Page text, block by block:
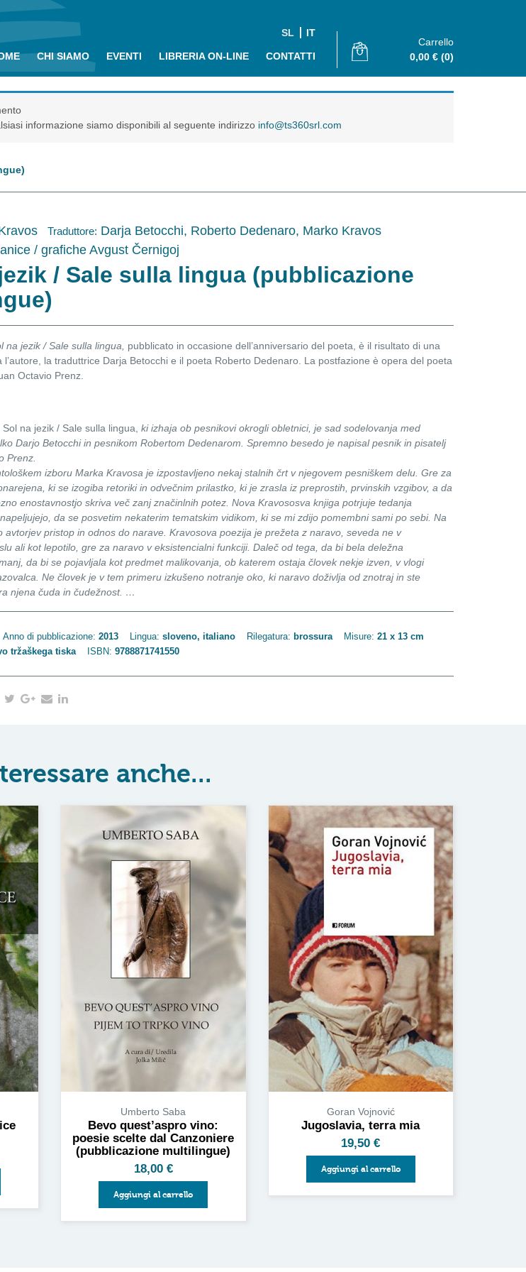
SL IT
CHI SIAMO EVENTI LIBRERIA ON-LINE CONTATTI
Carrello
0,00 € (0)
informazione siamo disponibili al seguente indirizzo info@ts360srl.com
Traduttore: Darja Betocchi, Roberto Dedenaro, Marko Kravos
/ grafiche Avgust Černigoj
/ Sale sulla lingua (pubblicazione
na jezik / Sale sulla lingua,
pubblicato in occasione dell’anniversario del poeta, è il risultato di una
l’autore, la traduttrice Darja Betocchi e il poeta Roberto Dedenaro. La postfazione è opera del poeta
Octavio Prenz.
Sol na jezik / Sale sulla lingua, ki izhaja ob pesnikovi okrogli obletnici, je sad sodelovanja med
Darjo Betocchi in pesnikom Robertom Dedenarom. Spremno besedo je napisal pesnik in pisatelj
Prenz.
izboru Marka Kravosa je izpostavljeno nekaj stalnih črt v njegovem pesniškem delu. Gre za
ki se izogiba retoriki in odvečnim prilastko, ki je zrasla iz preprostih, prvinskih vzgibov, a da
enostavnostjo skriva več zanj značinlnih potez. Nova Kravososva knjiga potrjuje tedanja
da se posvetim nekaterim tematskim vidikom, ki se mi zdijo pomembni sami po sebi. Na
avtorjev pristop in odnos do narave. Kravosova poezija je prežeta z naravo, seveda ne v
ali kot lepotilo, gre za naravo v eksistencialni funkciji. Daleč od tega, da bi bela deležna
da bi se pojavljala kot predmet malikovanja, ob katerem ostaja človek nekje izven, v vlogi
Ne človek je v tem primeru izkušeno notranje oko, ki naravo doživlja od znotraj in ste
njena čuda in čudežnost. …
Anno di pubblicazione: 2013 Lingua: sloveno, italiano Rilegatura: brossura Misure: 21 x 13 cm
tržaškega tiska ISBN: 9788871741550
anche...
Umberto Saba
Bevo quest’aspro vino:
poesie scelte dal Canzoniere
(pubblicazione multilingue)
18,00 €
Aggiungi al carrello
Goran Vojnović
Jugoslavia, terra mia
19,50€
Aggiungi al carrello